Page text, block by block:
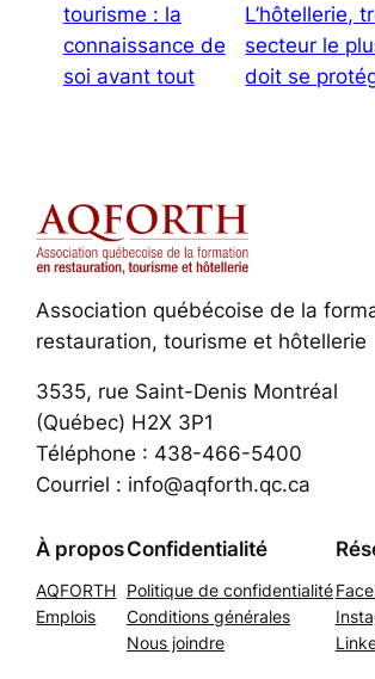
tourisme : la
connaissance de
soi avant tout
L’hôtellerie,
secteur le
doit se
Association québécoise de la
restauration, tourisme et hôtellerie
3535, rue Saint-Denis Montréal
(Québec) H2X 3P1
Téléphone : 438-466-5400
Courriel : info@aqforth.qc.ca
À propos
AQFORTH
Emplois
Confidentialité
Politique de confidentialité
Conditions générales
Nous joindre